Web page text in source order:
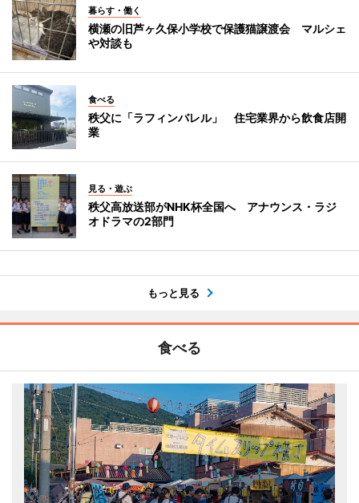
暮らす・働く
横瀬の旧芦ヶ久保小学校で保護猫譲渡会 マルシェ
や対談も
食べる
秩父に「ラフィンバレル」 住宅業界から飲食店開
業
見る・遊ぶ
秩父高放送部がNHK杯全国へ アナウンス・ラジ
オドラマの2部門
もっと見る
食べる